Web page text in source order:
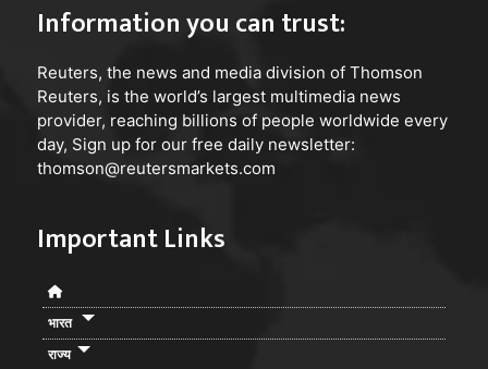
Information you can trust:
Reuters, the news and media division of Thomson
Reuters, is the world’s largest multimedia news
provider, reaching billions of people worldwide every
day, Sign up for our free daily newsletter:
thomson@reutersmarkets.com
Important Links
भारत
राज्य